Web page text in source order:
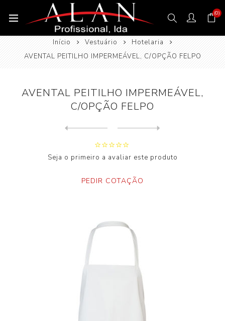
(0)
Início Vestuário
Hotelaria
AVENTAL PEITILHO IMPERMEÁVEL, C/OPÇÃO FELPO
AVENTAL PEITILHO IMPERMEÁVEL,
C/OPÇÃO FELPO
Seja o primeiro a avaliar este produto
PEDIR COTAÇÃO